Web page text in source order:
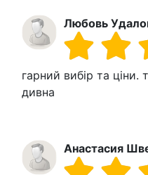
Любовь
гарний вибір та ціни.
дивна
Анастасия